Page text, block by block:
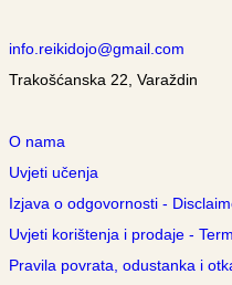
info.reikidojo@gmail.com
Trakošćanska 22, Varaždin
O nama
Uvjeti učenja
Izjava o odgovornosti -
Uvjeti korištenja i prodaje -
Pravila povrata, odustanka i